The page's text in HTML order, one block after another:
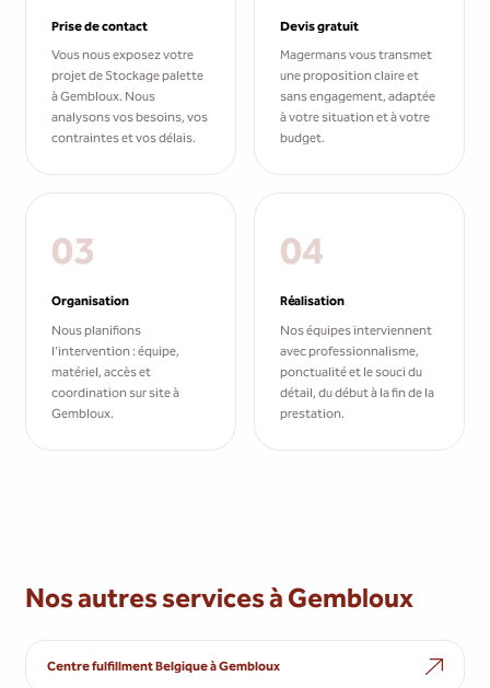
Prise de contact
Vous nous exposez votre
projet de Stockage palette
à Gembloux. Nous
analysons vos besoins, vos
contraintes et vos délais.
Devis gratuit
Magermans vous transmet
une proposition claire et
sans engagement, adaptée
à votre situation et à votre
budget.
03
Organisation
Nous planifions
l'intervention : équipe,
matériel, accès et
coordination sur site à
Gembloux.
04
Réalisation
Nos équipes interviennent
avec professionnalisme,
ponctualité et le souci du
détail, du début à la fin de la
prestation.
Nos autres services à Gembloux
Centre fulfillment Belgique à Gembloux